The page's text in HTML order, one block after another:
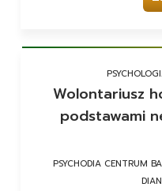
Wolontariusz
podstawami
PSYCHODIA CENTRUM